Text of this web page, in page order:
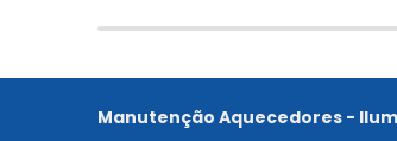
Manutenção Aquecedores -